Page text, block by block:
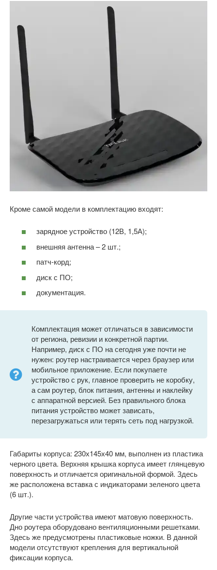
Кроме самой модели в комплектацию входят:
зарядное устройство (12В, 1,5А);
внешняя антенна – 2 шт.;
патч-корд;
диск с ПО;
документация.
Комплектация может отличаться в зависимости
от региона, ревизии и конкретной партии.
Например, диск с ПО на сегодня уже почти не
нужен: роутер настраивается через браузер или
мобильное приложение. Если покупаете
устройство с рук, главное проверить не коробку,
а сам роутер, блок питания, антенны и наклейку
с аппаратной версией. Без правильного блока
питания устройство может зависать,
перезагружаться или терять сеть под нагрузкой.
Габариты корпуса: 230х145х40 мм, выполнен из пластика
черного цвета. Верхняя крышка корпуса имеет глянцевую
поверхность и отличается оригинальной формой. Здесь
же расположена вставка с индикаторами зеленого цвета
(6 шт.).
Другие части устройства имеют матовую поверхность.
Дно роутера оборудовано вентиляционными решетками.
Здесь же предусмотрены пластиковые ножки. В данной
модели отсутствуют крепления для вертикальной
фиксации корпуса.